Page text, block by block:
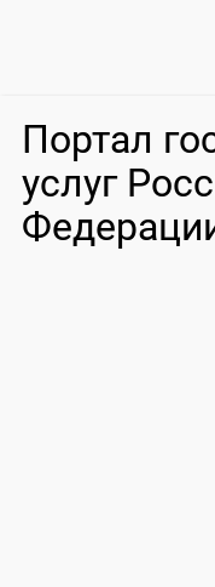
Портал
услуг